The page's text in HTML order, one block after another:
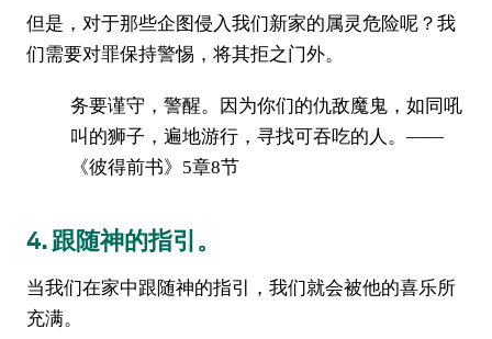
但是，对于那些企图侵入我们新家的属灵危险呢？我
们需要对罪保持警惕，将其拒之门外。
务要谨守，警醒。因为你们的仇敌魔鬼，如同吼
叫的狮子，遍地游行，寻找可吞吃的人。——
《彼得前书》5章8节
4. 跟随神的指引。
当我们在家中跟随神的指引，我们就会被他的喜乐所
充满。